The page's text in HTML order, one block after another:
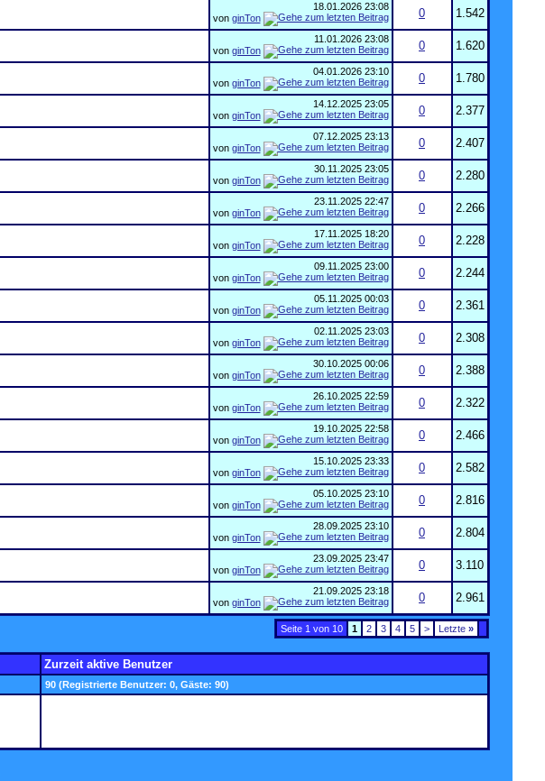
18.01.2026 23:08
von ginTon 0
1.542
11.01.2026 23:08
von ginTon 0
1.620
04.01.2026 23:10
von ginTon 0
1.780
14.12.2025 23:05
von ginTon 0
2.377
07.12.2025 23:13
von ginTon 0
2.407
30.11.2025 23:05
von ginTon 0
2.280
23.11.2025 22:47
von ginTon 0
2.266
17.11.2025 18:20
von ginTon 0
2.228
09.11.2025 23:00
von ginTon 0
2.244
05.11.2025 00:03
von ginTon 0
2.361
02.11.2025 23:03
von ginTon 0
2.308
30.10.2025 00:06
von ginTon 0
2.388
26.10.2025 22:59
von ginTon 0
2.322
19.10.2025 22:58
von ginTon 0
2.466
15.10.2025 23:33
von ginTon 0
2.582
05.10.2025 23:10
von ginTon 0
2.816
28.09.2025 23:10
von ginTon 0
2.804
23.09.2025 23:47
von ginTon 0
3.110
21.09.2025 23:18
von ginTon 0 2.961
Seite 1 von 10 1 2 3 4 5 > Letzte»
Zurzeit aktive Benutzer
90 (Registrierte Benutzer: 0, Gäste: 90)